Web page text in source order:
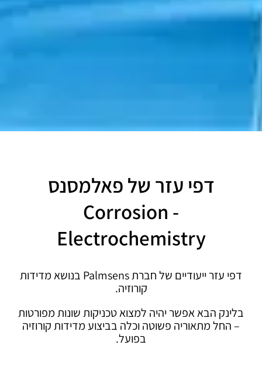
דפי עזר של פאלמסנס
Corrosion -
Electrochemistry
דפי עזר ייעודיים של חברת Palmsens בנושא מדידות
קורוזיה.
בלינק הבא אפשר יהיה למצוא טכניקות שונות מפורטות
– החל מתאוריה פשוטה וכלה בביצוע מדידות קורוזיה
בפועל.